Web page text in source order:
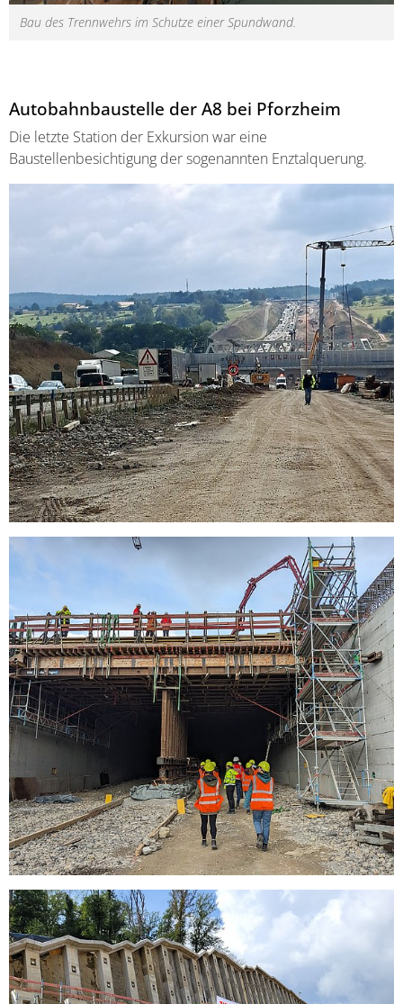
Bau des Trennwehrs im Schutze einer Spundwand.
Autobahnbaustelle der A8 bei Pforzheim
Die letzte Station der Exkursion war eine
Baustellenbesichtigung der sogenannten Enztalquerung.